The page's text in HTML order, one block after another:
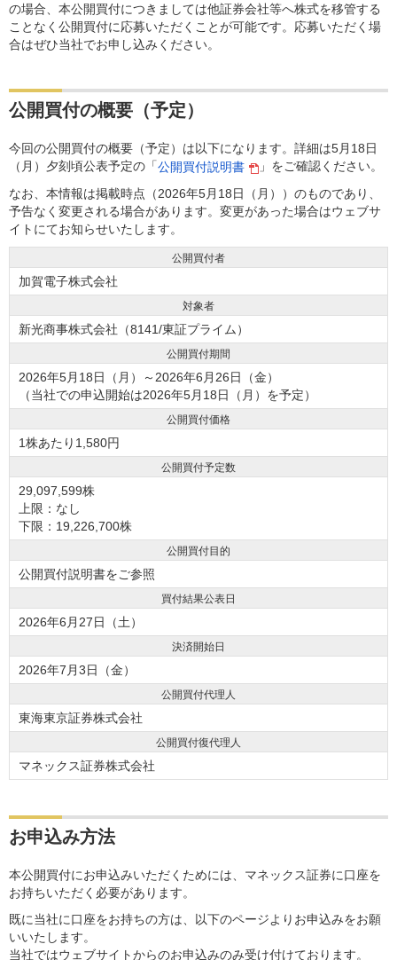
の場合、本公開買付につきましては他証券会社等へ株式を移管する
ことなく公開買付に応募いただくことが可能です。応募いただく場
合はぜひ当社でお申し込みください。
公開買付の概要（予定）
今回の公開買付の概要（予定）は以下になります。詳細は5月18日
（月）夕刻頃公表予定の「公開買付説明書
」をご確認ください。
なお、本情報は掲載時点（2026年5月18日（月））のものであり、
予告なく変更される場合があります。変更があった場合はウェブサ
イトにてお知らせいたします。
公開買付者
加賀電子株式会社
対象者
新光商事株式会社（8141/東証プライム）
公開買付期間
2026年5月18日（月）～2026年6月26日（金）
（当社での申込開始は2026年5月18日（月）を予定）
公開買付価格
1株あたり1,580円
公開買付予定数
29,097,599株
上限：なし
下限：19,226,700株
公開買付目的
公開買付説明書をご参照
買付結果公表日
2026年6月27日（土）
決済開始日
2026年7月3日（金）
公開買付代理人
東海東京証券株式会社
公開買付復代理人
マネックス証券株式会社
お申込み方法
本公開買付にお申込みいただくためには、マネックス証券に口座を
お持ちいただく必要があります。
既に当社に口座をお持ちの方は、以下のページよりお申込みをお願
いいたします。
当社ではウェブサイトからのお申込みのみ受け付けております。